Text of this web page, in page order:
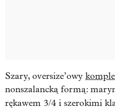
Szary, oversize’owy
nonszalancką formą:
rękawem 3/4 i szerokimi